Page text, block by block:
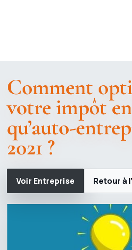
Comment
votre impôt
qu’auto-
2021 ?
Voir Entreprise Retour à